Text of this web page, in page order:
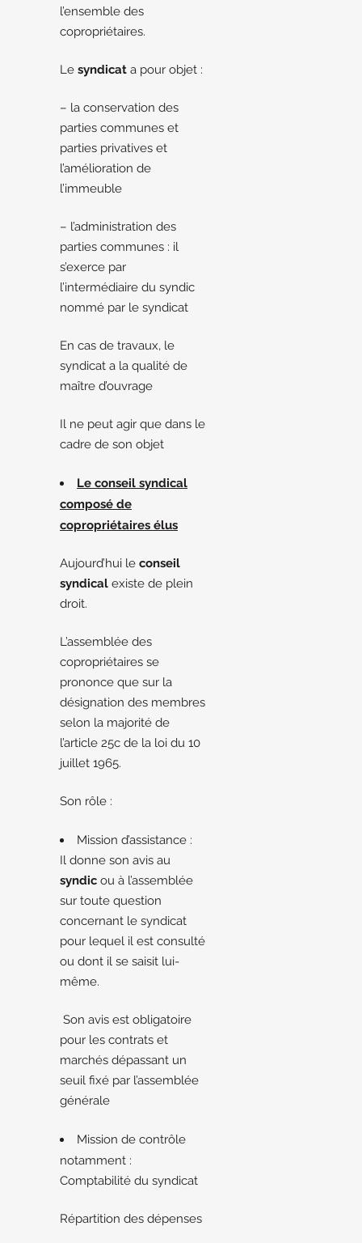
l’ensemble des
copropriétaires.
Le syndicat a pour objet :
– la conservation des
parties communes et
parties privatives et
l’amélioration de
l’immeuble
– l’administration des
parties communes : il
s’exerce par
l’intermédiaire du syndic
nommé par le syndicat
En cas de travaux, le
syndicat a la qualité de
maître d’ouvrage
Il ne peut agir que dans le
cadre de son objet
Le conseil syndical
composé de
copropriétaires élus
Aujourd’hui le conseil
syndical existe de plein
droit.
L’assemblée des
copropriétaires se
prononce que sur la
désignation des membres
selon la majorité de
l’article 25c de la loi du 10
juillet 1965.
Son rôle :
Mission d’assistance :
Il donne son avis au
syndic ou à l’assemblée
sur toute question
concernant le syndicat
pour lequel il est consulté
ou dont il se saisit lui-
même.
Son avis est obligatoire
pour les contrats et
marchés dépassant un
seuil fixé par l’assemblée
générale
Mission de contrôle
notamment :
Comptabilité du syndicat
Répartition des dépenses